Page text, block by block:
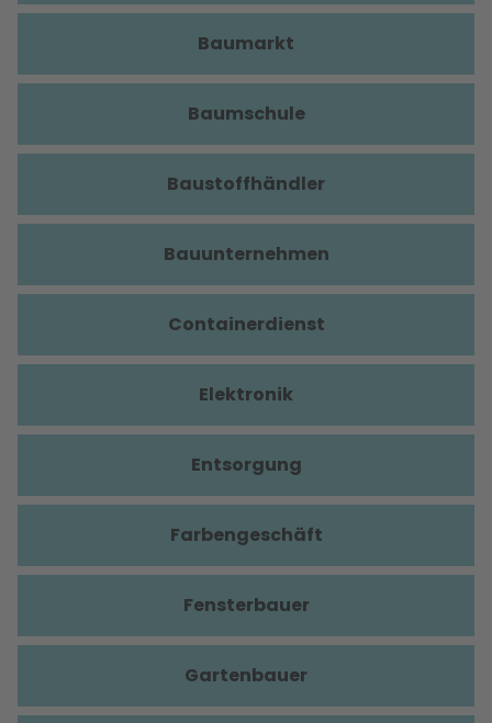
Baumarkt
Baumschule
Baustoffhändler
Bauunternehmen
Containerdienst
Elektronik
Entsorgung
Farbengeschäft
Fensterbauer
Gartenbauer